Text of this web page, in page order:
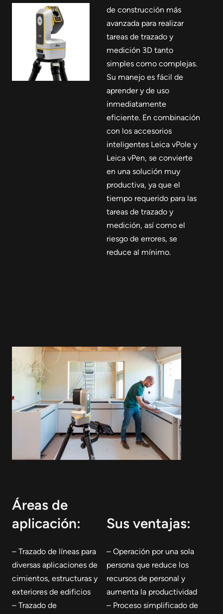
de construcción más
avanzada para realizar
tareas de trazado y
medición 3D tanto
simples como complejas.
Su manejo es fácil de
aprender y de uso
inmediatamente
eficiente. En combinación
con los accesorios
inteligentes Leica vPole y
Leica vPen, se convierte
en una solución muy
productiva, ya que el
tiempo requerido para las
tareas de trazado y
medición, así como el
riesgo de errores, se
reduce al mínimo.
Áreas de
aplicación:
– Trazado de líneas para
diversas aplicaciones de
cimientos, estructuras y
exteriores de edificios
– Trazado de
Sus ventajas:
– Operación por una sola
persona que reduce los
recursos de personal y
aumenta la productividad
– Proceso simplificado de